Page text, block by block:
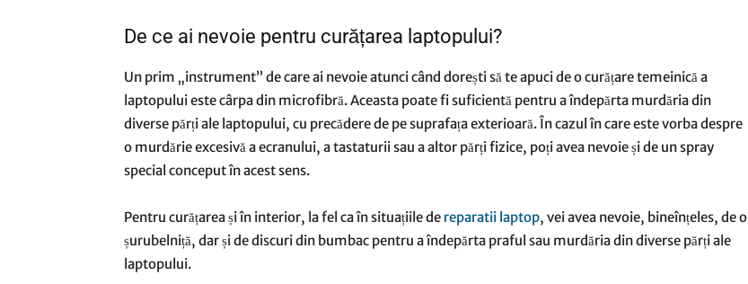
De ce ai nevoie pentru curățarea laptopului?
Un prim „instrument” de care ai nevoie atunci când dorești să te apuci de o curățare temeinică a
laptopului este cârpa din microfibră. Aceasta poate fi suficientă pentru a îndepărta murdăria din
diverse părți ale laptopului, cu precădere de pe suprafața exterioară. În cazul în care este vorba despre
o murdărie excesivă a ecranului, a tastaturii sau a altor părți fizice, poți avea nevoie și de un spray
special conceput în acest sens.
Pentru curățarea și în interior, la fel ca în situațiile de reparatii laptop, vei avea nevoie, bineînțeles, de o
șurubelniță, dar și de discuri din bumbac pentru a îndepărta praful sau murdăria din diverse părți ale
laptopului.